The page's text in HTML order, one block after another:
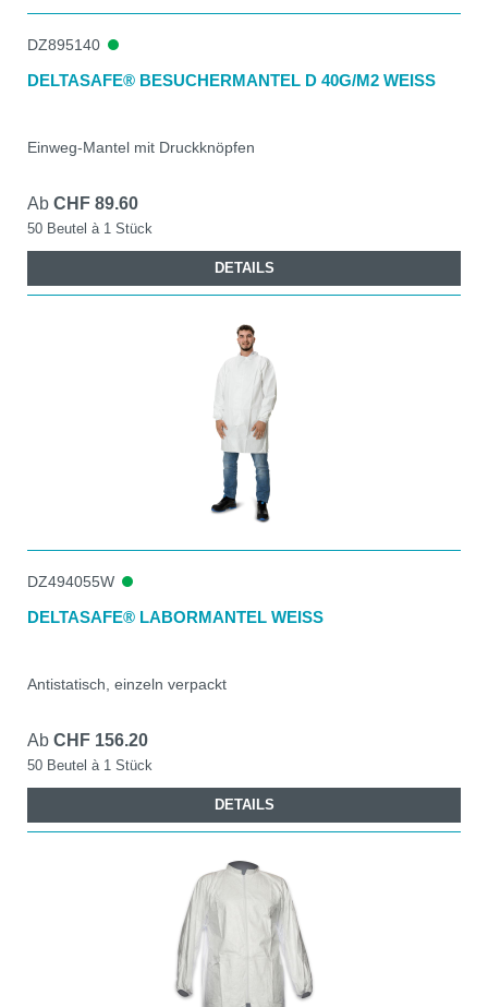
DZ895140
DELTASAFE® BESUCHERMANTEL D 40G/M2 WEISS
Einweg-Mantel mit Druckknöpfen
Ab CHF 89.60
50 Beutel à 1 Stück
DETAILS
DZ494055W
DELTASAFE® LABORMANTEL WEISS
Antistatisch, einzeln verpackt
Ab CHF 156.20
50 Beutel à 1 Stück
DETAILS